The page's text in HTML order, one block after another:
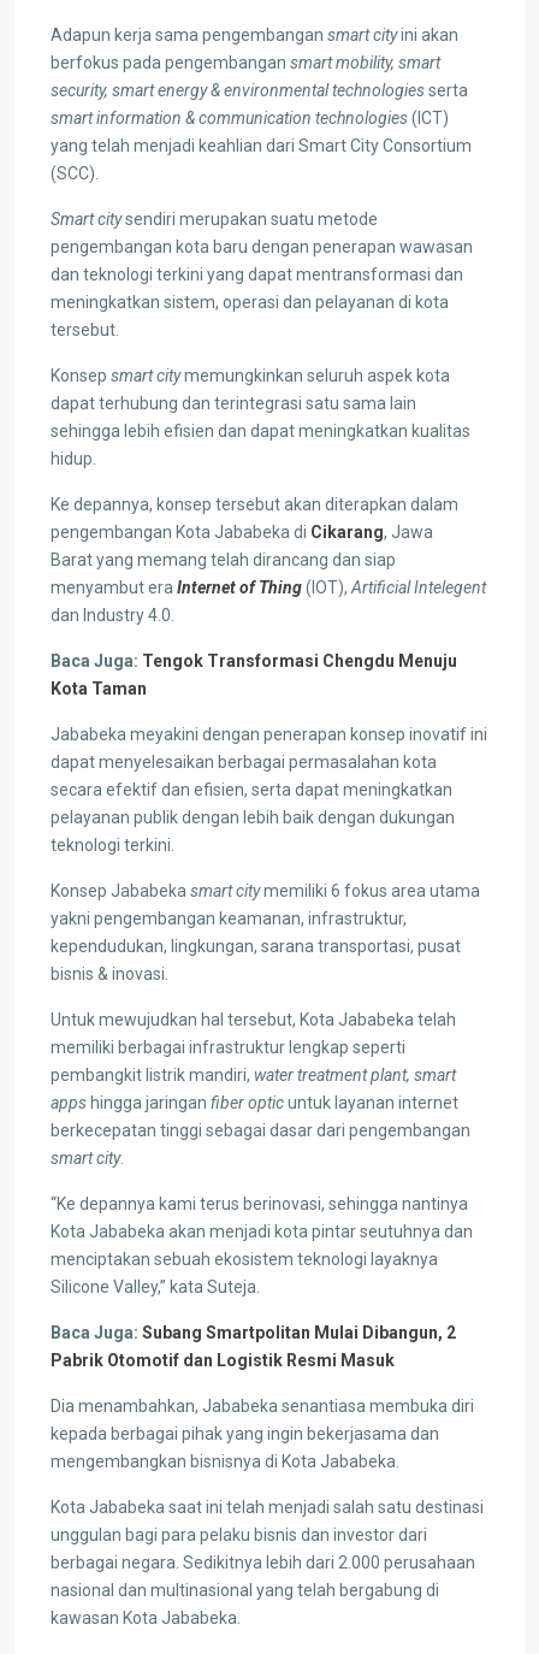
Adapun kerja sama pengembangan smart cityini akan
berfokus pada pengembangan smart mobility, smart
security, smart energy & environmental technologiesserta
smart information & communication technologies(ICT)
yang telah menjadi keahlian dari Smart City Consortium
(SCC).
Smart citysendiri merupakan suatu metode
pengembangan kota baru dengan penerapan wawasan
dan teknologi terkini yang dapat mentransformasi dan
meningkatkan sistem, operasi dan pelayanan di kota
tersebut.
Konsep smart citymemungkinkan seluruh aspek kota
dapat terhubung dan terintegrasi satu sama lain
sehingga lebih efisien dan dapat meningkatkan kualitas
hidup.
Ke depannya, konsep tersebut akan diterapkan dalam
pengembangan Kota Jababeka di Cikarang, Jawa
Barat yang memang telah dirancang dan siap
menyambut era Internet of Thing(IOT), Artificial Intelegent
dan Industry 4.0.
Baca Juga: Tengok Transformasi Chengdu Menuju
Kota Taman
Jababeka meyakini dengan penerapan konsep inovatif ini
dapat menyelesaikan berbagai permasalahan kota
secara efektif dan efisien, serta dapat meningkatkan
pelayanan publik dengan lebih baik dengan dukungan
teknologi terkini.
Konsep Jababeka smart citymemiliki 6 fokus area utama
yakni pengembangan keamanan, infrastruktur,
kependudukan, lingkungan, sarana transportasi, pusat
bisnis & inovasi.
Untuk mewujudkan hal tersebut, Kota Jababeka telah
memiliki berbagai infrastruktur lengkap seperti
pembangkit listrik mandiri, water treatment plant, smart
apps hingga jaringan fiber opticuntuk layanan internet
berkecepatan tinggi sebagai dasar dari pengembangan
smart city.
“Ke depannya kami terus berinovasi, sehingga nantinya
Kota Jababeka akan menjadi kota pintar seutuhnya dan
menciptakan sebuah ekosistem teknologi layaknya
Silicone Valley,” kata Suteja.
Baca Juga: Subang Smartpolitan Mulai Dibangun, 2
Pabrik Otomotif dan Logistik Resmi Masuk
Dia menambahkan, Jababeka senantiasa membuka diri
kepada berbagai pihak yang ingin bekerjasama dan
mengembangkan bisnisnya di Kota Jababeka.
Kota Jababeka saat ini telah menjadi salah satu destinasi
unggulan bagi para pelaku bisnis dan investor dari
berbagai negara. Sedikitnya lebih dari 2.000 perusahaan
nasional dan multinasional yang telah bergabung di
kawasan Kota Jababeka.